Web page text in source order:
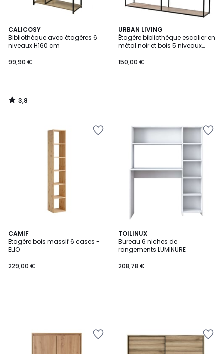
CALICOSY
Bibliothèque avec étagères 6
niveaux H160 cm
99,90 €
3,8
/ 5
3,8
/
URBAN LIVING
Étagère bibliothèque escalier en
métal noir et bois 5 niveaux
150,00 €
CAMIF
Etagère bois massif 6 cases -
ELIO
229,00 €
TOILINUX
Bureau 6 niches de
rangements LUMINURE
208,78 €